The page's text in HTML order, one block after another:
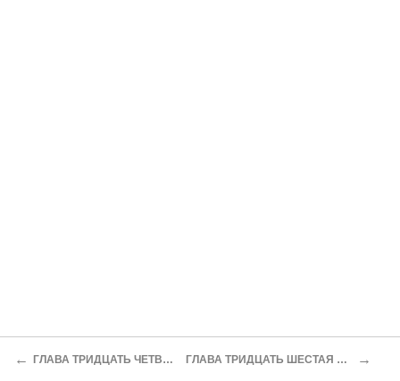
← ГЛАВА ТРИДЦАТЬ ЧЕТВЕРТАЯ ЗАПАДНЯ ГЛАВА ТРИДЦАТЬ ШЕСТАЯ ПИР ПОБЕДИТЕЛЕЙ →